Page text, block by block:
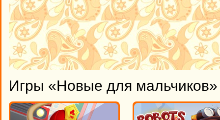
Игры «Новые для мальчиков»